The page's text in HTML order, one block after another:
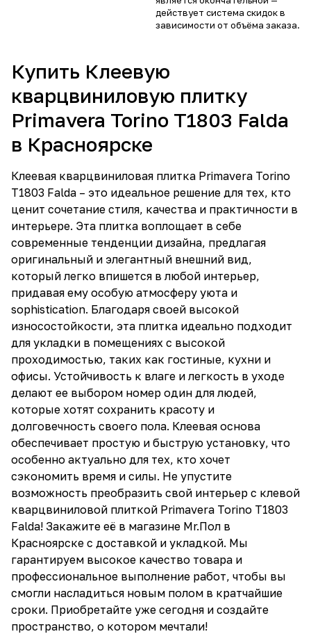
действует система скидок в
зависимости от объёма заказа.
Купить Клеевую
кварцвиниловую плитку
Primavera Torino T1803 Falda
в Красноярске
Клеевая кварцвиниловая плитка Primavera Torino
T1803 Falda – это идеальное решение для тех, кто
ценит сочетание стиля, качества и практичности в
интерьере. Эта плитка воплощает в себе
современные тенденции дизайна, предлагая
оригинальный и элегантный внешний вид,
который легко впишется в любой интерьер,
придавая ему особую атмосферу уюта и
sophistication. Благодаря своей высокой
износостойкости, эта плитка идеально подходит
для укладки в помещениях с высокой
проходимостью, таких как гостиные, кухни и
офисы. Устойчивость к влаге и легкость в уходе
делают ее выбором номер один для людей,
которые хотят сохранить красоту и
долговечность своего пола. Клеевая основа
обеспечивает простую и быструю установку, что
особенно актуально для тех, кто хочет
сэкономить время и силы. Не упустите
возможность преобразить свой интерьер с клевой
кварцвиниловой плиткой Primavera Torino T1803
Falda! Закажите её в магазине Mr.Пол в
Красноярске с доставкой и укладкой. Мы
гарантируем высокое качество товара и
профессиональное выполнение работ, чтобы вы
смогли насладиться новым полом в кратчайшие
сроки. Приобретайте уже сегодня и создайте
пространство, о котором мечтали!